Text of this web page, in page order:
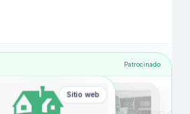
Patrocinado
Sitio web